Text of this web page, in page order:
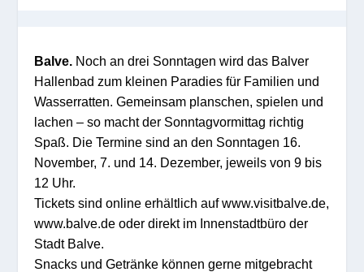
Balve. Noch an drei Sonntagen wird das Balver
Hallenbad zum kleinen Paradies für Familien und
Wasserratten. Gemeinsam planschen, spielen und
lachen – so macht der Sonntagvormittag richtig
Spaß. Die Termine sind an den Sonntagen 16.
November, 7. und 14. Dezember, jeweils von 9 bis
12 Uhr.
Tickets sind online erhältlich auf www.visitbalve.de,
www.balve.de oder direkt im Innenstadtbüro der
Stadt Balve.
Snacks und Getränke können gerne mitgebracht